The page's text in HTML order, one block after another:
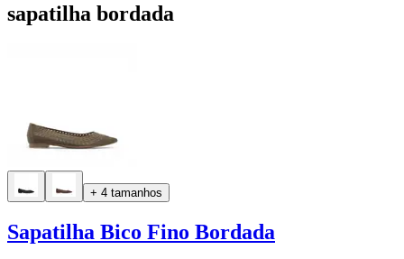
sapatilha bordada
+ 4 tamanhos
Sapatilha Bico Fino Bordada